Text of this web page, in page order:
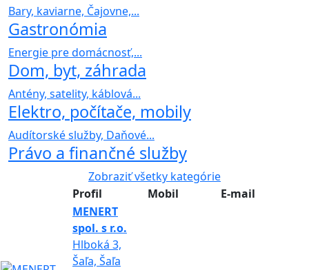
Bary, kaviarne, Čajovne,...
Gastronómia
Energie pre domácnosť,...
Dom, byt, záhrada
Antény, satelity, káblová...
Elektro, počítače, mobily
Audítorské služby, Daňové...
Právo a finančné služby
Zobraziť všetky kategórie
Profil
Mobil
E-mail
MENERT
spol. s r.o.
Hlboká 3,
Šaľa, Šaľa